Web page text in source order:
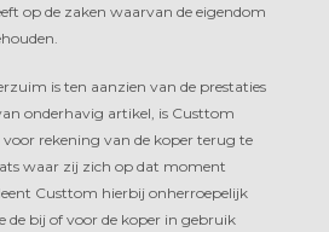
op de zaken waarvan de eigendom
is ten aanzien van de prestaties
onderhavig artikel, is Custtom
voor rekening van de koper terug te
waar zij zich op dat moment
Custtom hierbij onherroepelijk
bij of voor de koper in gebruik